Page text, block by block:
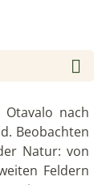
nach
Beobachten
Natur: von
Feldern